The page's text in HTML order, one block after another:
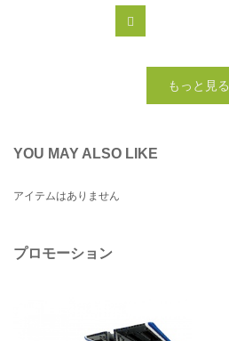
もっと見る
YOU MAY ALSO LIKE
アイテムはありません
プロモーション